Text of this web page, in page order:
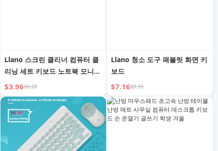
Llano 스크린 클리너 컴퓨터 클
리닝 세트 키보드 노트북 모니터
휴대폰 LCD 화면 클리닝 회색 지
문 기름 얼룩 제거 스프레이 TV
소독 전용
$3.96$5.28
Llano 청소 도구 패블릿 화면 키
보드
$7.16$9.55